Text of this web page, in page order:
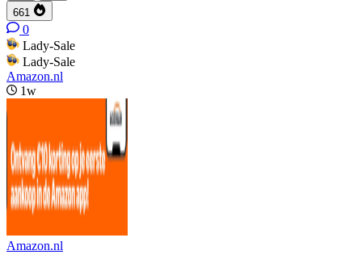
661
0
Lady-Sale
Lady-Sale
Amazon.nl
1w
Amazon.nl